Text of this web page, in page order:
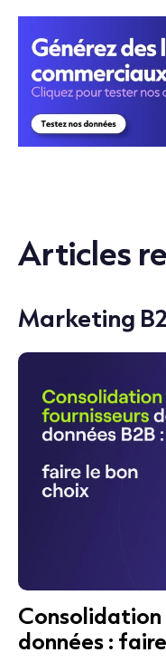
Articles
Marketing
Consolidation
données :